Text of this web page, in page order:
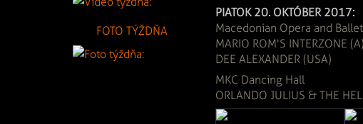
FOTO TÝŽDŇA
PIATOK 20. OKTÓBER 2017:
Macedonian Opera and Ballet
MARIO ROM'S INTERZONE
DEE ALEXANDER (USA)
MKC Dancing Hall
ORLANDO JULIUS & THE